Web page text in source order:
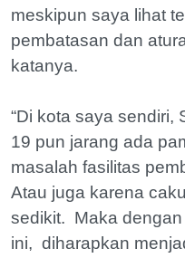
meskipun saya lihat
pembatasan dan
katanya.
“Di kota saya
19 pun jarang ada
masalah fasilitas
Atau juga karena
sedikit. Maka dengan
ini, diharapkan